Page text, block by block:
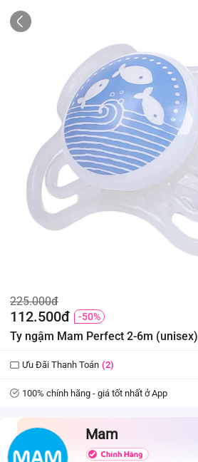
225.000đ
112.500đ -50%
Ty ngậm Mam Perfect 2-6m (unisex)
Ưu Đãi Thanh Toán (2)
100% chính hãng - giá tốt nhất ở App
Mam